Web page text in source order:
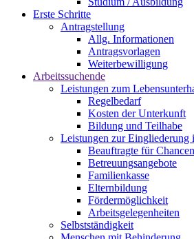
Erste Schritte
Antragstellung
Allg. Informationen
Antragsvorlagen
Weiterbewilligung
Arbeitssuchende
Leistungen zum
Regelbedarf
Kosten der Unterkunft
Bildung und Teilhabe
Leistungen zur Eingliederung
Beauftragte für
Betreuungsangebote
Familienkasse
Elternbildung
Fördermöglichkeit
Arbeitsgelegenheiten
Selbstständigkeit